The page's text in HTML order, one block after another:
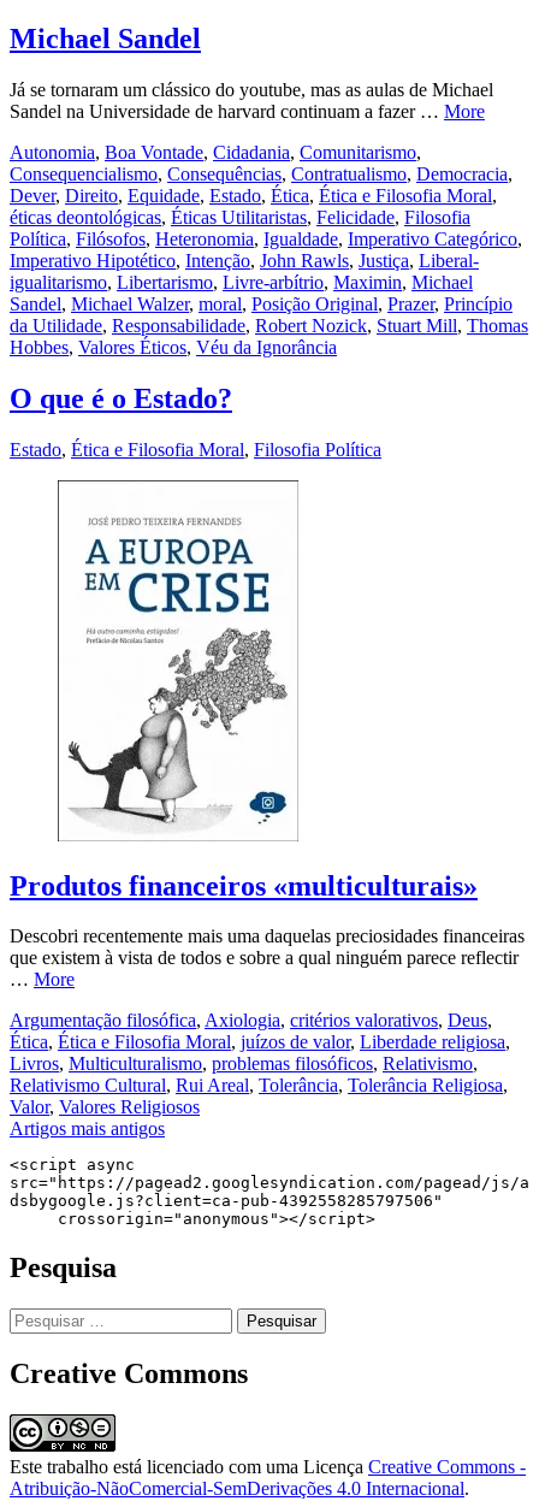
Michael Sandel
Já se tornaram um clássico do youtube, mas as aulas de Michael
Sandel na Universidade de harvard continuam a fazer … More
Autonomia, Boa Vontade, Cidadania, Comunitarismo,
Consequencialismo, Consequências, Contratualismo, Democracia,
Dever, Direito, Equidade, Estado, Ética, Ética e Filosofia Moral,
éticas deontológicas, Éticas Utilitaristas, Felicidade, Filosofia
Política, Filósofos, Heteronomia, Igualdade, Imperativo Categórico,
Imperativo Hipotético, Intenção, John Rawls, Justiça, Liberal-
igualitarismo, Libertarismo, Livre-arbítrio, Maximin, Michael
Sandel, Michael Walzer, moral, Posição Original, Prazer, Princípio
da Utilidade, Responsabilidade, Robert Nozick, Stuart Mill, Thomas
Hobbes, Valores Éticos, Véu da Ignorância
O que é o Estado?
Estado, Ética e Filosofia Moral, Filosofia Política
Produtos financeiros «multiculturais»
Descobri recentemente mais uma daquelas preciosidades financeiras
que existem à vista de todos e sobre a qual ninguém parece reflectir
… More
Argumentação filosófica, Axiologia, critérios valorativos, Deus,
Ética, Ética e Filosofia Moral, juízos de valor, Liberdade religiosa,
Livros, Multiculturalismo, problemas filosóficos, Relativismo,
Relativismo Cultural, Rui Areal, Tolerância, Tolerância Religiosa,
Valor, Valores Religiosos
Navegação
de
artigos
Artigos mais antigos
<script async
src="https://pagead2.googlesyndication.com/pagead/js/a
dsbygoogle.js?client=ca-pub-4392558285797506"
     crossorigin="anonymous"></script>
Pesquisa
Pesquisar
por:
Creative Commons
Este trabalho está licenciado com uma Licença Creative Commons -
Atribuição-NãoComercial-SemDerivações 4.0 Internacional.